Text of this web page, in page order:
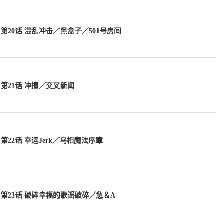
第20话 混乱冲击／黑盒子／501号房间
第21话 冲撞／交叉新闻
第22话 幸运Jerk／乌桕魔法序章
第23话 破碎幸福的歌谣破碎／急＆A